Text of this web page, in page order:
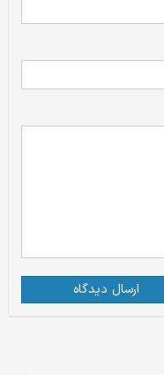
ارسال دیدگاه